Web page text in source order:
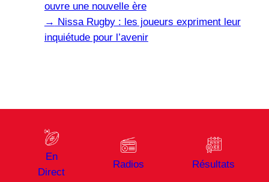
ouvre une nouvelle ère
→ Nissa Rugby : les joueurs expriment leur
inquiétude pour l’avenir
En
Direct
Radios Résultats